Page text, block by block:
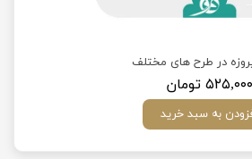
در طرح های مختلف
۵۲۵,۰۰۰ تومان
به سبد خرید